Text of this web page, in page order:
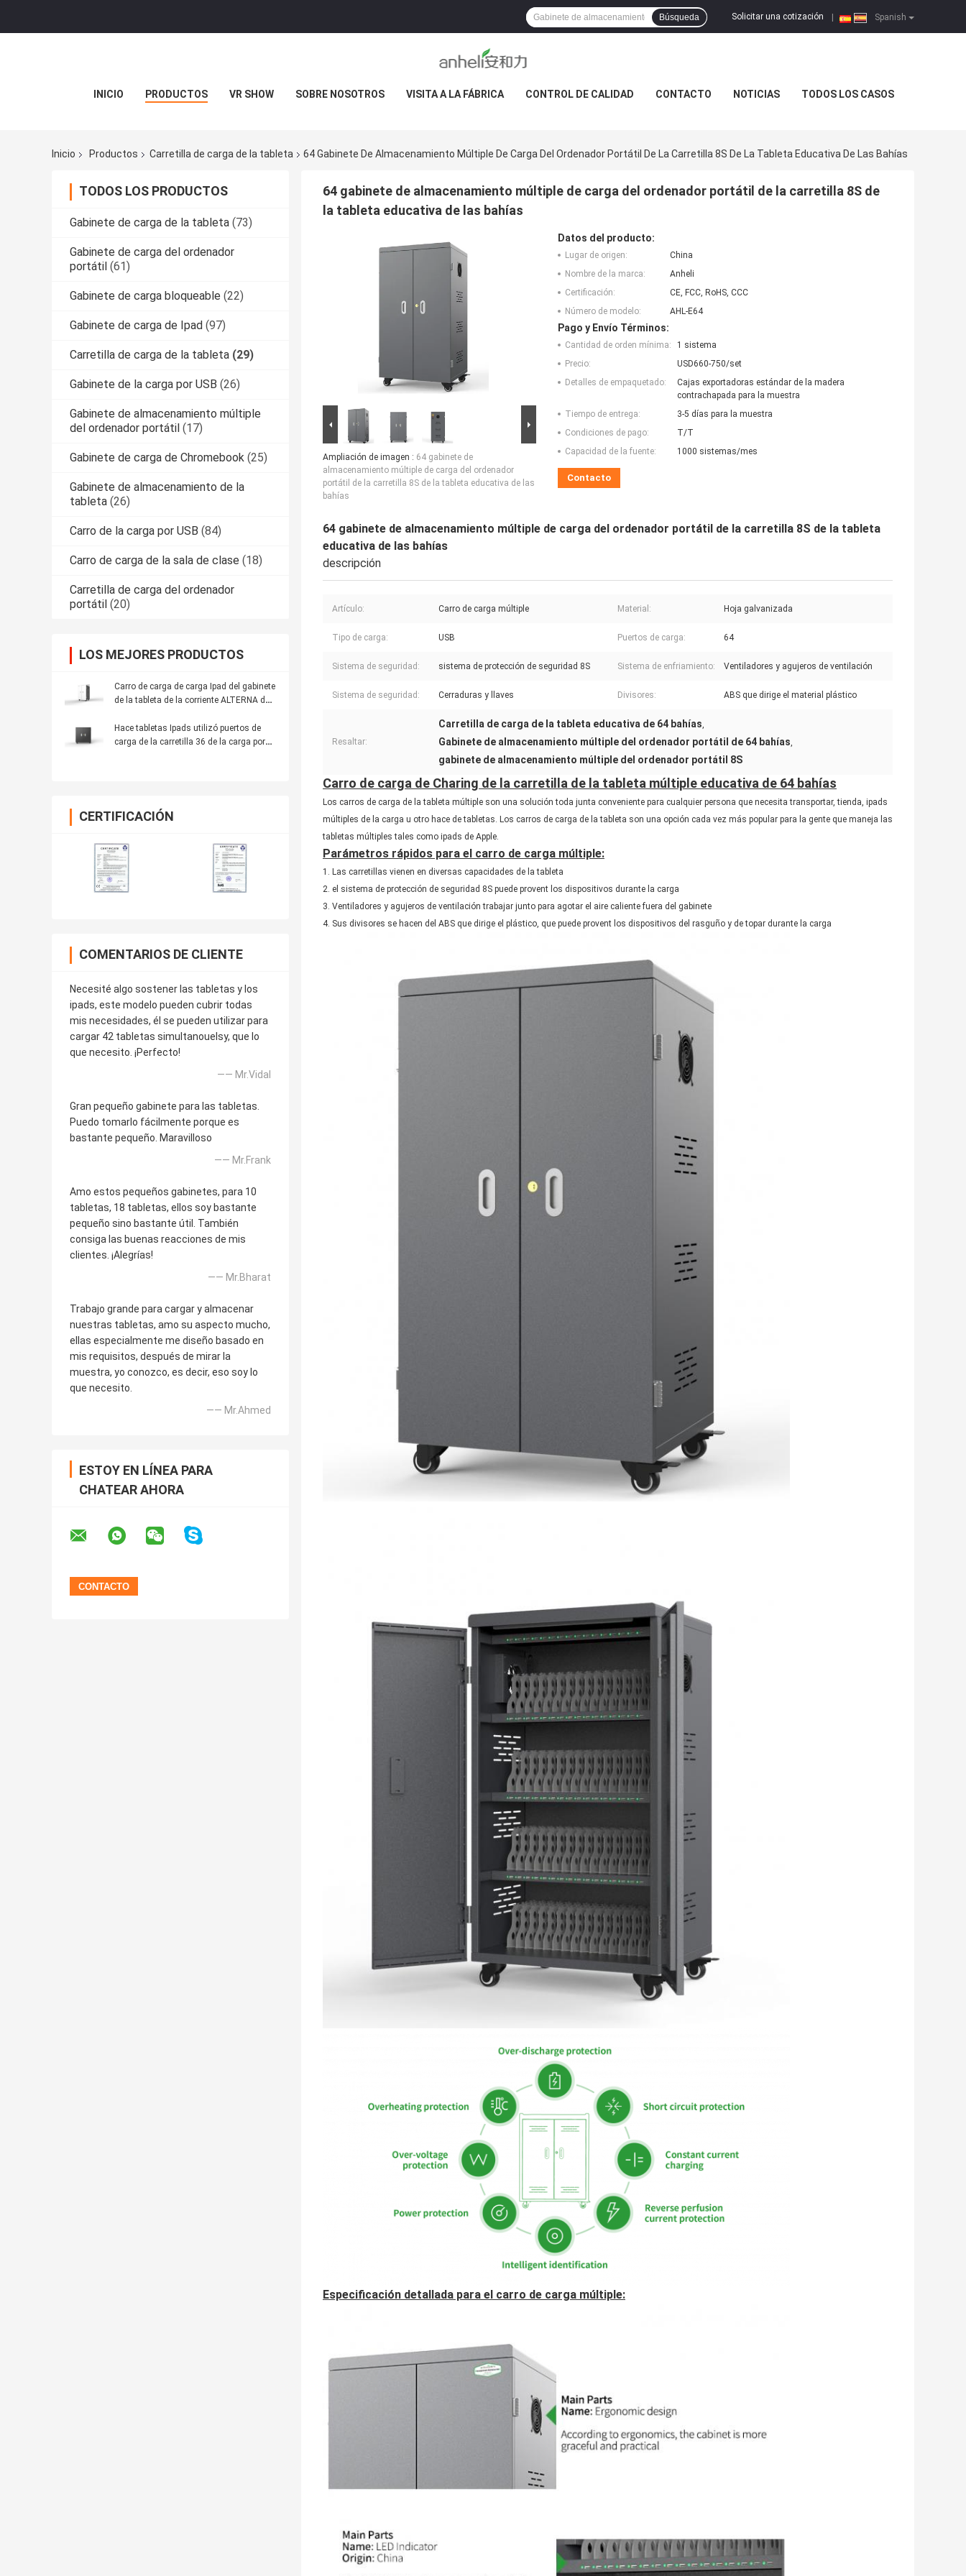
Spanish
Solicitar una cotización
Búsqueda
INICIO PRODUCTOS VR SHOW SOBRE NOSOTROS VISITA A LA FÁBRICA CONTROL DE CALIDAD CONTACTO NOTICIAS TODOS LOS CASOS
Inicio Productos Carretilla de carga de la tableta 64 Gabinete De Almacenamiento Múltiple De Carga Del Ordenador Portátil De La Carretilla 8S De La Tableta Educativa De Las Bahías
TODOS LOS PRODUCTOS
Gabinete de carga de la tableta (73)
Gabinete de carga del ordenador
portátil (61)
Gabinete de carga bloqueable (22)
Gabinete de carga de Ipad (97)
Carretilla de carga de la tableta (29)
Gabinete de la carga por USB (26)
Gabinete de almacenamiento múltiple
del ordenador portátil (17)
Gabinete de carga de Chromebook (25)
Gabinete de almacenamiento de la
tableta (26)
Carro de la carga por USB (84)
Carro de carga de la sala de clase (18)
Carretilla de carga del ordenador
portátil (20)
LOS MEJORES PRODUCTOS
Carro de carga de carga Ipad del gabinete
de la tableta de la corriente ALTERNA de
Hace tabletas Ipads utilizó puertos de
carga de la carretilla 36 de la carga por
CERTIFICACIÓN
COMENTARIOS DE CLIENTE
Necesité algo sostener las tabletas y los
ipads, este modelo pueden cubrir todas
mis necesidades, él se pueden utilizar para
cargar 42 tabletas simultanouelsy, que lo
que necesito. ¡Perfecto!
—— Mr.Vidal
Gran pequeño gabinete para las tabletas.
Puedo tomarlo fácilmente porque es
bastante pequeño. Maravilloso
—— Mr.Frank
Amo estos pequeños gabinetes, para 10
tabletas, 18 tabletas, ellos soy bastante
pequeño sino bastante útil. También
consiga las buenas reacciones de mis
clientes. ¡Alegrías!
—— Mr.Bharat
Trabajo grande para cargar y almacenar
nuestras tabletas, amo su aspecto mucho,
ellas especialmente me diseño basado en
mis requisitos, después de mirar la
muestra, yo conozco, es decir, eso soy lo
que necesito.
—— Mr.Ahmed
ESTOY EN LÍNEA PARA
CHATEAR AHORA
64 gabinete de almacenamiento múltiple de carga del ordenador portátil de la carretilla 8S de
la tableta educativa de las bahías
Ampliación de imagen : 64 gabinete de
almacenamiento múltiple de carga del ordenador
portátil de la carretilla 8S de la tableta educativa de las
bahías
Datos del producto:
Lugar de origen:
China
Nombre de la marca:
Anheli
Certificación:
CE, FCC, RoHS, CCC
Número de modelo:
AHL-E64
Pago y Envío Términos:
Cantidad de orden mínima:
1 sistema
Precio:
USD660-750/set
Detalles de empaquetado:
Cajas exportadoras estándar de la madera
contrachapada para la muestra
Tiempo de entrega:
3-5 días para la muestra
Condiciones de pago:
T/T
Capacidad de la fuente:
1000 sistemas/mes
Contacto
64 gabinete de almacenamiento múltiple de carga del ordenador portátil de la carretilla 8S de la tableta
educativa de las bahías
descripción
Artículo: Carro de carga múltiple Material: Hoja galvanizada
Tipo de carga: USB Puertos de carga: 64
Sistema de seguridad: sistema de protección de seguridad 8S Sistema de enfriamiento: Ventiladores y agujeros de ventilación
Sistema de seguridad: Cerraduras y llaves Divisores: ABS que dirige el material plástico
Resaltar:
Carretilla de carga de la tableta educativa de 64 bahías,
Gabinete de almacenamiento múltiple del ordenador portátil de 64 bahías,
gabinete de almacenamiento múltiple del ordenador portátil 8S
Carro de carga de Charing de la carretilla de la tableta múltiple educativa de 64 bahías
Los carros de carga de la tableta múltiple son una solución toda junta conveniente para cualquier persona que necesita transportar, tienda, ipads
múltiples de la carga u otro hace de tabletas. Los carros de carga de la tableta son una opción cada vez más popular para la gente que maneja las
tabletas múltiples tales como ipads de Apple.
Parámetros rápidos para el carro de carga múltiple:
1. Las carretillas vienen en diversas capacidades de la tableta
2. el sistema de protección de seguridad 8S puede provent los dispositivos durante la carga
3. Ventiladores y agujeros de ventilación trabajar junto para agotar el aire caliente fuera del gabinete
4. Sus divisores se hacen del ABS que dirige el plástico, que puede provent los dispositivos del rasguño y de topar durante la carga
Especificación detallada para el carro de carga múltiple: